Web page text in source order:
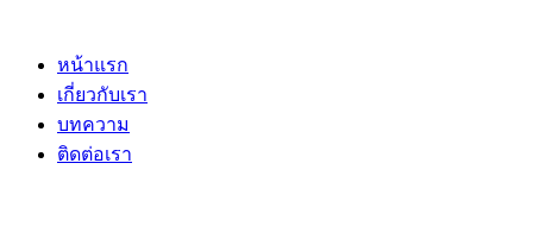
contentหน้าแรก
เกี่ยวกับเรา
บทความ
ติดต่อเรา